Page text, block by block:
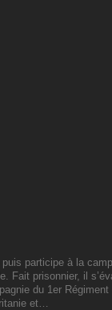
participe à la
Fait prisonnier, il
du 1er Régiment
et…